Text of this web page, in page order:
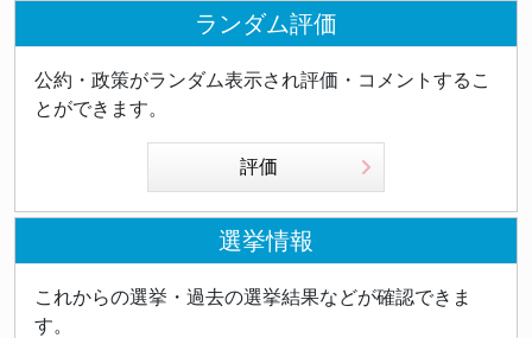
ランダム評価
公約・政策がランダム表示され評価・コメントするこ
とができます。
評価
選挙情報
これからの選挙・過去の選挙結果などが確認できま
す。